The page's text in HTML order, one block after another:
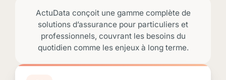
ActuData conçoit une gamme complète de
solutions d’assurance pour particuliers et
professionnels, couvrant les besoins du
quotidien comme les enjeux à long terme.